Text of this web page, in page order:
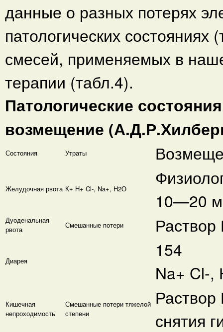
данные о разных потерях
патологических
смесей, применяемых в
терапии (табл.4).
Патологические
возмещение
Состояния Утраты
Желудочная рвота К+ Н+ Cl-, Na+, Н2О
10—20
Дуоденальная
рвота
Смешанные потери Раствор
Диарея
154
Na+ Cl-
Кишечная
непроходимость
Смешанные потери тяжелой
степени
снятия